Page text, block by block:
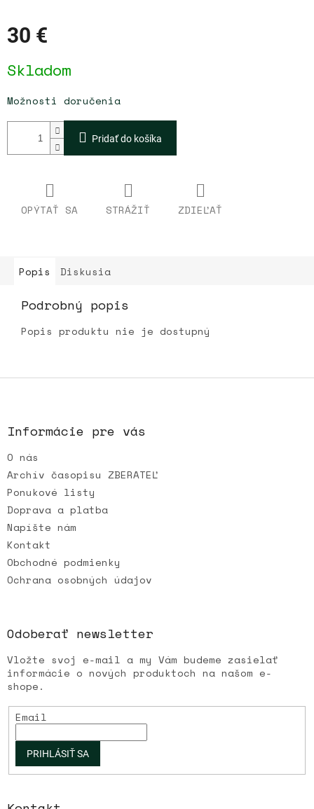
30 €
cena:
Skladom
Možnosti doručenia
Pridať do košíka
OPÝTAŤ SA STRÁŽIŤ ZDIEĽAŤ
Popis Diskusia
Podrobný popis
Popis produktu nie je dostupný
Z
i
e
Informácie pre vás
O nás
Archív časopisu ZBERATEĽ
Ponukové listy
Doprava a platba
Napíšte nám
Kontakt
Obchodné podmienky
Ochrana osobných údajov
Odoberať newsletter
Vložte svoj e-mail a my Vám budeme zasielať
informácie o nových produktoch na našom e-
shope.
Email
PRIHLÁSIŤ SA